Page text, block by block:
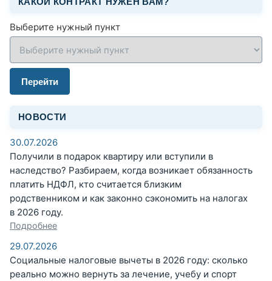
Выберите нужный пункт
Перейти
НОВОСТИ
30.07.2026
Получили в подарок квартиру или вступили в
наследство? Разбираем, когда возникает обязанность
платить НДФЛ, кто считается близким
родственником и как законно сэкономить на налогах
в 2026 году.
Подробнее
29.07.2026
Социальные налоговые вычеты в 2026 году: сколько
реально можно вернуть за лечение, учебу и спорт